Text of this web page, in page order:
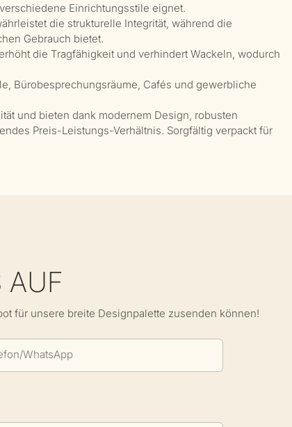
Einrichtungsstile eignet.
die strukturelle Integrität, während die
Gebrauch bietet.
die Tragfähigkeit und verhindert Wackeln, wodurch
Bürobesprechungsräume, Cafés und gewerbliche
und bieten dank modernem Design, robusten
Preis-Leistungs-Verhältnis. Sorgfältig verpackt für
AUF
für unsere breite Designpalette zusenden können!
WhatsApp